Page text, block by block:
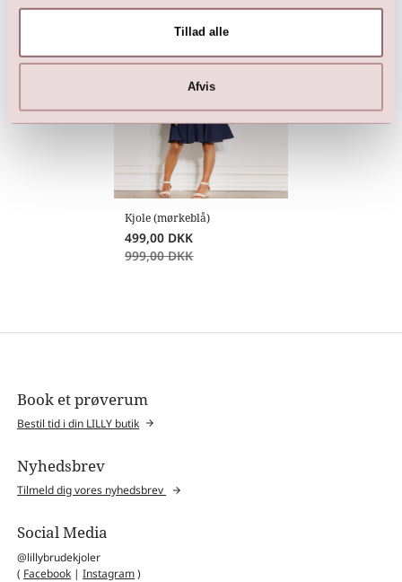
Tillad alle
Afvis
Kjole (mørkeblå)
499,00 DKK
999,00 DKK
Book et prøverum
Bestil tid i din LILLY butik
Nyhedsbrev
Tilmeld dig vores nyhedsbrev
Social Media
@lillybrudekjoler
( Facebook |Instagram)